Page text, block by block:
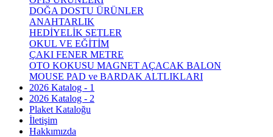
DOĞA DOSTU ÜRÜNLER
ANAHTARLIK
HEDİYELİK SETLER
OKUL VE EĞİTİM
ÇAKI FENER METRE
OTO KOKUSU MAGNET AÇACAK BALON
MOUSE PAD ve BARDAK ALTLIKLARI
2026 Katalog - 1
2026 Katalog - 2
Plaket Kataloğu
İletişim
Hakkımızda